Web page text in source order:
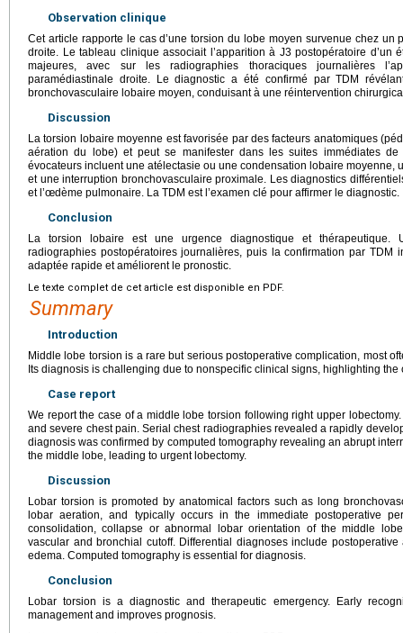
Observation clinique
Cet article rapporte le cas d’une torsion du lobe moyen survenue chez un
droite. Le tableau clinique associait l’apparition à J3 postopératoire d’un
majeures, avec sur les radiographies thoraciques journalières
paramédiastinale droite. Le diagnostic a été confirmé par TDM
bronchovasculaire lobaire moyen, conduisant à une réintervention
Discussion
La torsion lobaire moyenne est favorisée par des facteurs anatomiques
aération du lobe) et peut se manifester dans les suites immédiates
évocateurs incluent une atélectasie ou une condensation lobaire moyenne,
et une interruption bronchovasculaire proximale. Les diagnostics
et l’œdème pulmonaire. La TDM est l’examen clé pour affirmer le diagnostic.
Conclusion
La torsion lobaire est une urgence diagnostique et thérapeutique.
radiographies postopératoires journalières, puis la confirmation par TDM
adaptée rapide et améliorent le pronostic.
Le texte complet de cet article est disponible en PDF.
Summary
Introduction
Middle lobe torsion is a rare but serious postoperative complication, most
Its diagnosis is challenging due to nonspecific clinical signs, highlighting
Case report
We report the case of a middle lobe torsion following right upper
and severe chest pain. Serial chest radiographies revealed a rapidly
diagnosis was confirmed by computed tomography revealing an abrupt
the middle lobe, leading to urgent lobectomy.
Discussion
Lobar torsion is promoted by anatomical factors such as long
lobar aeration, and typically occurs in the immediate postoperative
consolidation, collapse or abnormal lobar orientation of the middle
vascular and bronchial cutoff. Differential diagnoses include
edema. Computed tomography is essential for diagnosis.
Conclusion
Lobar torsion is a diagnostic and therapeutic emergency. Early
management and improves prognosis.